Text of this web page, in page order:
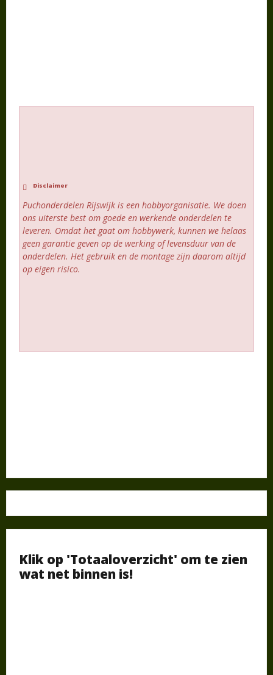
Disclaimer
Puchonderdelen Rijswijk is een hobbyorganisatie. We doen
ons uiterste best om goede en werkende onderdelen te
leveren. Omdat het gaat om hobbywerk, kunnen we helaas
geen garantie geven op de werking of levensduur van de
onderdelen. Het gebruik en de montage zijn daarom altijd
op eigen risico.
Klik op 'Totaaloverzicht' om te zien
wat net binnen is!